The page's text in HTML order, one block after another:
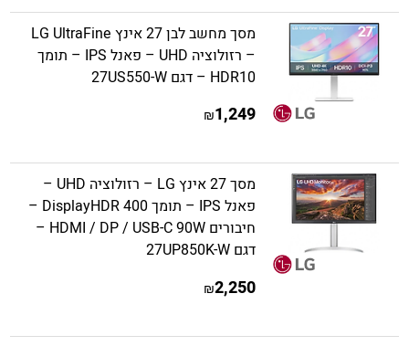
מסך מחשב לבן 27 אינץ LG UltraFine
– רזולוציה UHD – פאנל IPS – תומך
HDR10 – דגם 27US550-W
1,249
₪
מסך 27 אינץ LG – רזולוציה UHD –
פאנל IPS – תומך DisplayHDR 400 –
חיבורים HDMI / DP / USB-C 90W –
דגם 27UP850K-W
2,250
₪